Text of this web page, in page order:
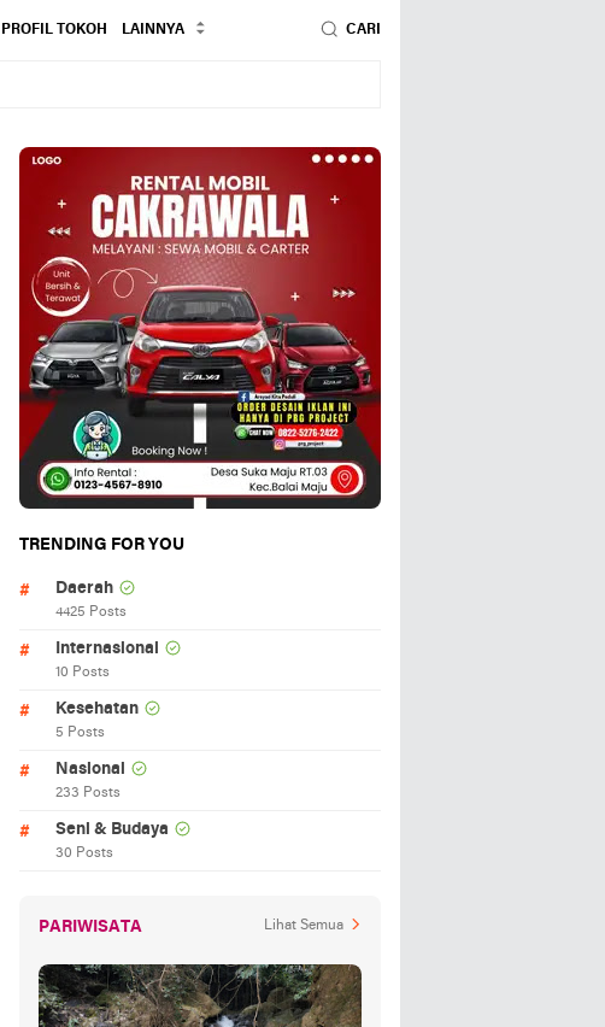
PROFIL TOKOH LAINNYA CARI
TRENDING FOR YOU
Daerah
4425 Posts
Internasional
10 Posts
Kesehatan
5 Posts
Nasional
233 Posts
Seni & Budaya
30 Posts
PARIWISATA Lihat Semua